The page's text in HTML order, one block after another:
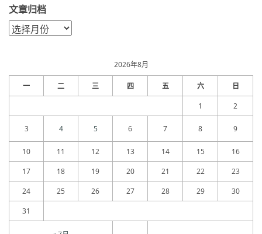
文章归档
文
章
2026年8月
一 二 三 四 五 六 日
1 2
3 4 5 6 7 8 9
10 11 12 13 14 15
16
17
18 19 20 21 22
23
24
25 26 27 28 29
30
31